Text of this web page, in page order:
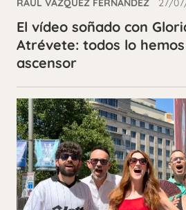
RAÚL VÁZQUEZ FERNÁNDEZ 27/
El vídeo soñado con
Atrévete: todos lo
ascensor